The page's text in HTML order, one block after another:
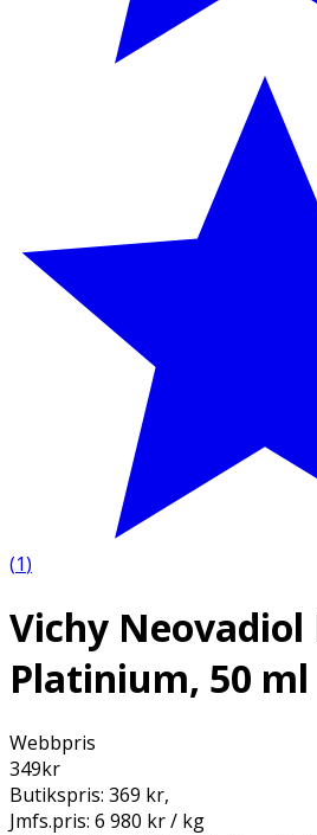
(1)
Vichy Neovadiol
Platinium, 50 ml
Webbpris
349kr
Butikspris: 369 kr,
Jmfs.pris: 6 980 kr / kg